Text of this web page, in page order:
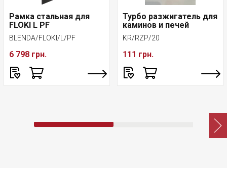
Рамка стальная для
FLOKI L PF
BLENDA/FLOKI/L/PF
6 798 грн.
Турбо разжигатель для
каминов и печей
KR/RZP/20
111 грн.